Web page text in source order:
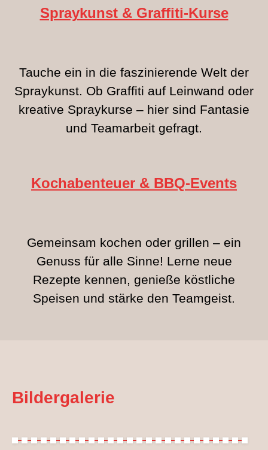
Spraykunst & Graffiti-Kurse
Tauche ein in die faszinierende Welt der
Spraykunst. Ob Graffiti auf Leinwand oder
kreative Spraykurse – hier sind Fantasie
und Teamarbeit gefragt.
Kochabenteuer & BBQ-Events
Gemeinsam kochen oder grillen – ein
Genuss für alle Sinne! Lerne neue
Rezepte kennen, genieße köstliche
Speisen und stärke den Teamgeist.
Bildergalerie